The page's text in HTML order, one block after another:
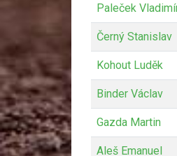
Paleček
Černý Stanislav
Kohout Luděk
Binder Václav
Gazda Martin
Aleš Emanuel